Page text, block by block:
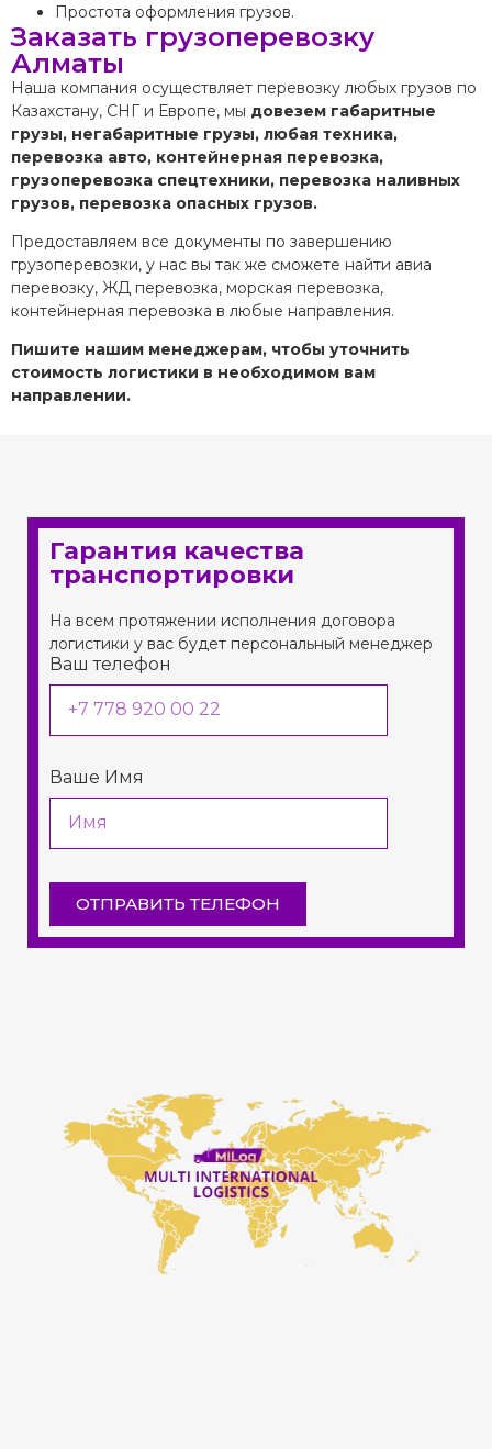
Простота оформления грузов.
Заказать грузоперевозку
Алматы
Наша компания осуществляет перевозку любых грузов по
Казахстану, СНГ и Европе, мы довезем габаритные
грузы, негабаритные грузы, любая техника,
перевозка авто, контейнерная перевозка,
грузоперевозка спецтехники, перевозка наливных
грузов, перевозка опасных грузов.
Предоставляем все документы по завершению
грузоперевозки, у нас вы так же сможете найти авиа
перевозку, ЖД перевозка, морская перевозка,
контейнерная перевозка в любые направления.
Пишите нашим менеджерам, чтобы уточнить
стоимость логистики в необходимом вам
направлении.
Гарантия качества
транспортировки
На всем протяжении исполнения договора
логистики у вас будет персональный менеджер
Ваш телефон
Ваше Имя
ОТПРАВИТЬ ТЕЛЕФОН